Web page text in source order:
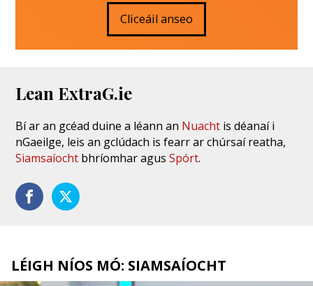
Cliceáil anseo
Lean ExtraG.ie
Bí ar an gcéad duine a léann an Nuacht is déanaí i
nGaeilge, leis an gclúdach is fearr ar chúrsaí reatha,
Siamsaíocht bhríomhar agusSpórt.
LÉIGH NÍOS MÓ: SIAMSAÍOCHT